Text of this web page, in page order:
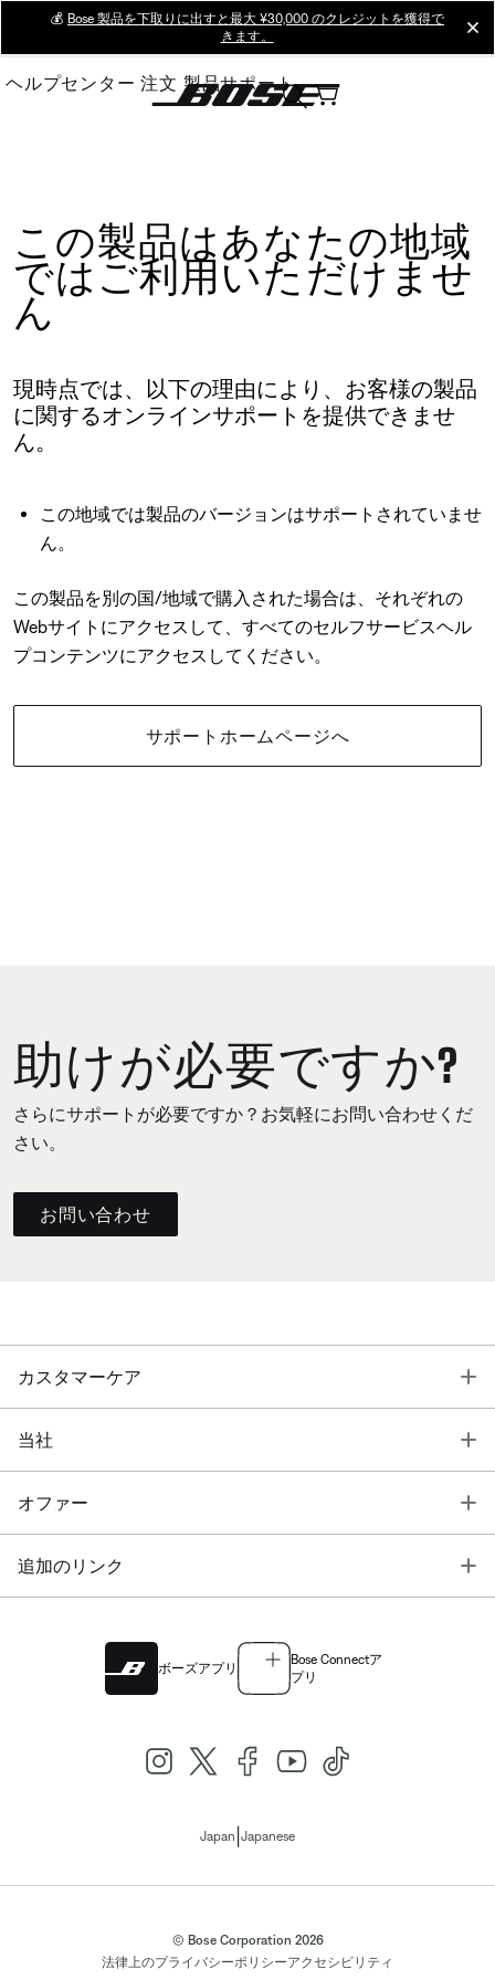
Main
💰 Bose 製品を下取りに出すと最大 ¥30,000 のクレジットを獲得で
きます。
ヘルプセンター 注文 製品サポート
この製品はあなたの地域
ではご利用いただけませ
ん
現時点では、以下の理由により、お客様の製品
に関するオンラインサポートを提供できませ
ん。
この地域では製品のバージョンはサポートされていませ
ん。
この製品を別の国/地域で購入された場合は、それぞれの
Webサイトにアクセスして、すべてのセルフサービスヘル
プコンテンツにアクセスしてください。
サポートホームページへ
助けが必要ですか?
さらにサポートが必要ですか？お気軽にお問い合わせくだ
さい。
お問い合わせ
カスタマーケア
当社
オファー
追加のリンク
ボーズアプリ
Bose Connectア
プリ
Japan Japanese
© Bose Corporation 2026
法律上のプライバシーポリシーアクセシビリティ